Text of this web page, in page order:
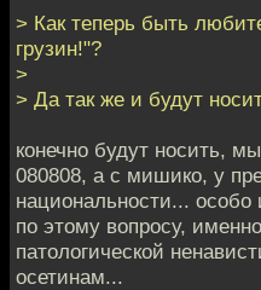
> Как теперь быть
грузин!"?
>
> Да так же и будут
конечно будут носить,
080808, а с мишико, у
национальности... особо
по этому вопросу,
патологической
осетинам...